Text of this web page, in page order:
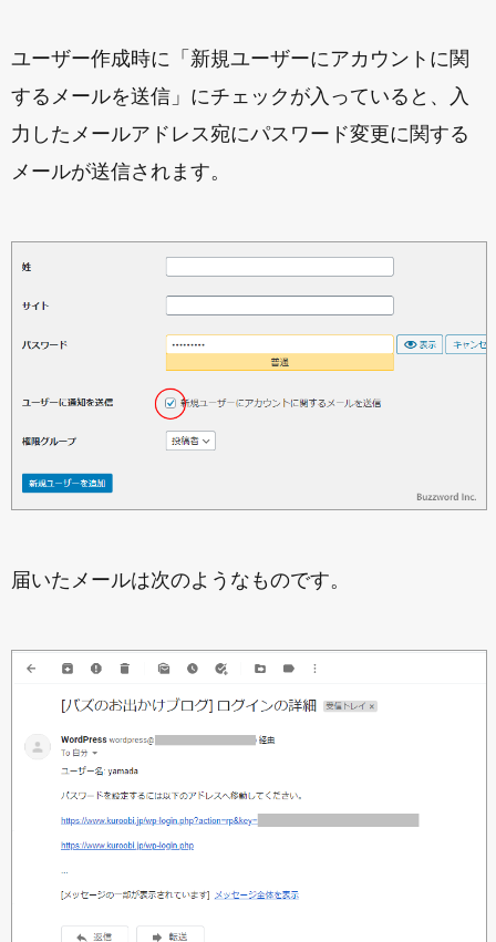
ユーザー作成時に「新規ユーザーにアカウントに関
するメールを送信」にチェックが入っていると、入
力したメールアドレス宛にパスワード変更に関する
メールが送信されます。
届いたメールは次のようなものです。